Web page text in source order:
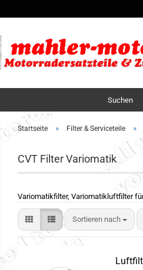
Suchen
Startseite » Filter & Serviceteile »
CVT Filter Variomatik
Variomatikfilter, Variomatikluftfilter
Sortieren nach